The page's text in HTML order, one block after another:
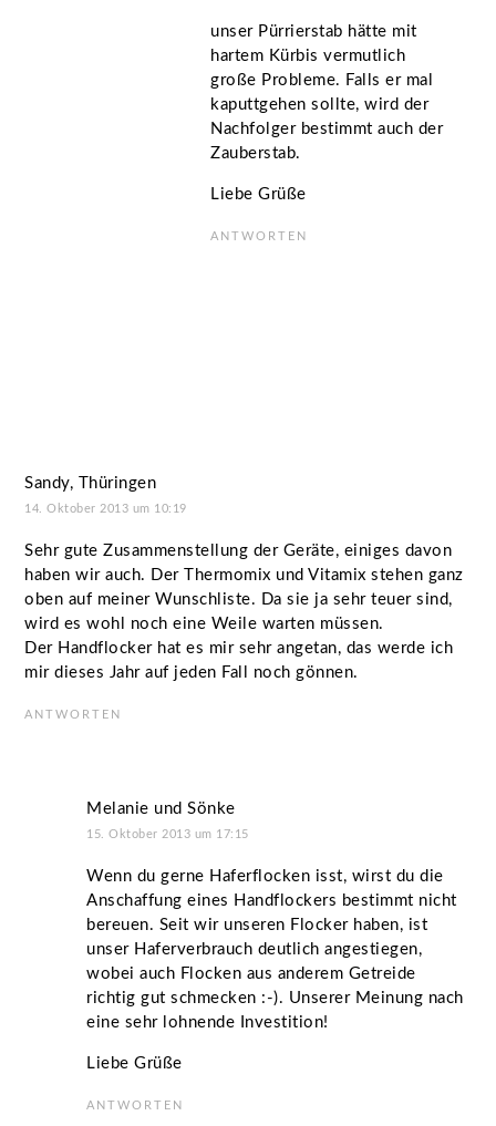
unser Pürrierstab hätte mit
hartem Kürbis vermutlich
große Probleme. Falls er mal
kaputtgehen sollte, wird der
Nachfolger bestimmt auch der
Zauberstab.
Liebe Grüße
ANTWORTEN
Sandy, Thüringen
14. Oktober 2013 um 10:19
Sehr gute Zusammenstellung der Geräte, einiges davon
haben wir auch. Der Thermomix und Vitamix stehen ganz
oben auf meiner Wunschliste. Da sie ja sehr teuer sind,
wird es wohl noch eine Weile warten müssen.
Der Handflocker hat es mir sehr angetan, das werde ich
mir dieses Jahr auf jeden Fall noch gönnen.
ANTWORTEN
Melanie und Sönke
15. Oktober 2013 um 17:15
Wenn du gerne Haferflocken isst, wirst du die
Anschaffung eines Handflockers bestimmt nicht
bereuen. Seit wir unseren Flocker haben, ist
unser Haferverbrauch deutlich angestiegen,
wobei auch Flocken aus anderem Getreide
richtig gut schmecken :-). Unserer Meinung nach
eine sehr lohnende Investition!
Liebe Grüße
ANTWORTEN